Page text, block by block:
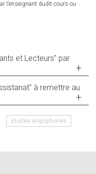
l’enseignant dudit cours ou
et Lecteurs" par
à remettre au
Etudes anglophones